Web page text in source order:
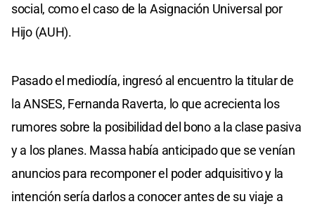
social, como el caso de la Asignación Universal por
Hijo (AUH).
Pasado el mediodía, ingresó al encuentro la titular de
la ANSES, Fernanda Raverta, lo que acrecienta los
rumores sobre la posibilidad del bono a la clase pasiva
y a los planes. Massa había anticipado que se venían
anuncios para recomponer el poder adquisitivo y la
intención sería darlos a conocer antes de su viaje a